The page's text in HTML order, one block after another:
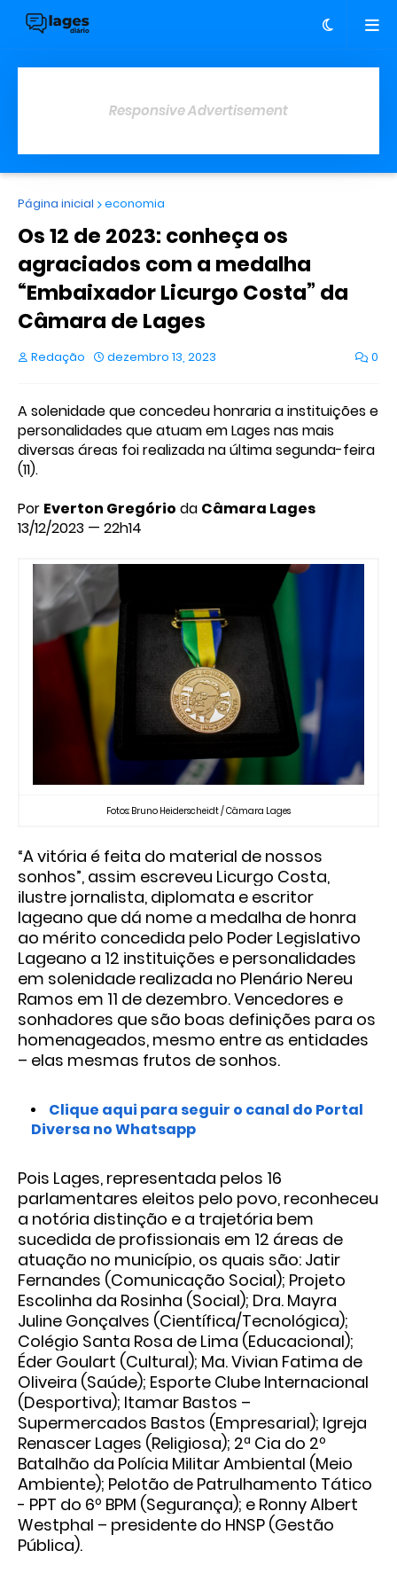
Responsive Advertisement
Página inicial economia
Os 12 de 2023: conheça os
agraciados com a medalha
“Embaixador Licurgo Costa” da
Câmara de Lages
Redação dezembro 13, 2023 0
A solenidade que concedeu honraria a instituições e
personalidades que atuam em Lages nas mais
diversas áreas foi realizada na última segunda-feira
(11).
Por Everton Gregório da Câmara Lages
13/12/2023 — 22h14
Fotos: Bruno Heiderscheidt / Câmara Lages
“A vitória é feita do material de nossos
sonhos”, assim escreveu Licurgo Costa,
ilustre jornalista, diplomata e escritor
lageano que dá nome a medalha de honra
ao mérito concedida pelo Poder Legislativo
Lageano a 12 instituições e personalidades
em solenidade realizada no Plenário Nereu
Ramos em 11 de dezembro. Vencedores e
sonhadores que são boas definições para os
homenageados, mesmo entre as entidades
– elas mesmas frutos de sonhos.
Clique aqui para seguir o canal do Portal
Diversa no Whatsapp
Pois Lages, representada pelos 16
parlamentares eleitos pelo povo, reconheceu
a notória distinção e a trajetória bem
sucedida de profissionais em 12 áreas de
atuação no município, os quais são: Jatir
Fernandes (Comunicação Social); Projeto
Escolinha da Rosinha (Social); Dra. Mayra
Juline Gonçalves (Científica/Tecnológica);
Colégio Santa Rosa de Lima (Educacional);
Éder Goulart (Cultural); Ma. Vivian Fatima de
Oliveira (Saúde); Esporte Clube Internacional
(Desportiva); Itamar Bastos –
Supermercados Bastos (Empresarial); Igreja
Renascer Lages (Religiosa); 2ª Cia do 2º
Batalhão da Polícia Militar Ambiental (Meio
Ambiente); Pelotão de Patrulhamento Tático
- PPT do 6º BPM (Segurança); e Ronny Albert
Westphal – presidente do HNSP (Gestão
Pública).